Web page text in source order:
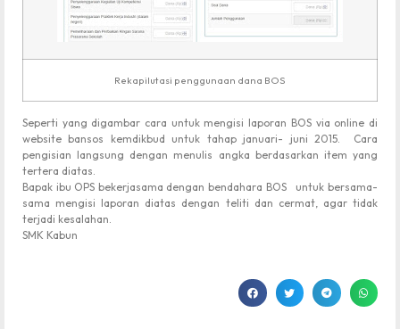
Rekapilutasi penggunaan dana BOS
Seperti yang digambar cara untuk mengisi laporan BOS via online di
website bansos kemdikbud untuk tahap januari- juni 2015. Cara
pengisian langsung dengan menulis angka berdasarkan item yang
tertera diatas.
Bapak ibu OPS bekerjasama dengan bendahara BOS untuk bersama-
sama mengisi laporan diatas dengan teliti dan cermat, agar tidak
terjadi kesalahan.
SMK Kabun